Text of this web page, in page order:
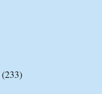
(233)